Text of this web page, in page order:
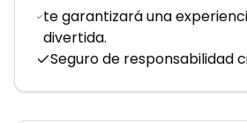
te garantizará una
divertida.
Seguro de responsabilidad